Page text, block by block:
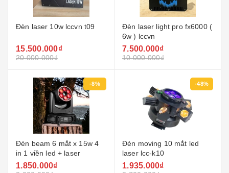
Đèn laser 10w lccvn t09
15.500.000₫
20.000.000₫
Đèn laser light pro fx6000 (
6w ) lccvn
7.500.000₫
10.000.000₫
-8%
Đèn beam 6 mắt x 15w 4
in 1 viền led + laser
1.850.000₫
-48%
Đèn moving 10 mắt led
laser lcc-k10
1.935.000₫